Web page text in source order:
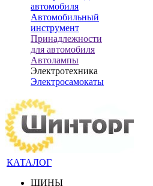
автомобиля
Автомобильный
инструмент
Принадлежности
для автомобиля
Автолампы
Электротехника
Электросамокаты
КАТАЛОГ
ШИНЫ